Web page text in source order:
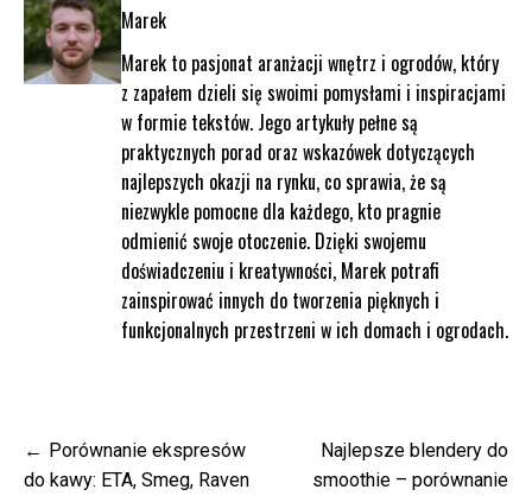
Marek
Marek to pasjonat aranżacji wnętrz i ogrodów, który
z zapałem dzieli się swoimi pomysłami i inspiracjami
w formie tekstów. Jego artykuły pełne są
praktycznych porad oraz wskazówek dotyczących
najlepszych okazji na rynku, co sprawia, że są
niezwykle pomocne dla każdego, kto pragnie
odmienić swoje otoczenie. Dzięki swojemu
doświadczeniu i kreatywności, Marek potrafi
zainspirować innych do tworzenia pięknych i
funkcjonalnych przestrzeni w ich domach i ogrodach.
Nawigacja
wpisu
Porównanie ekspresów
do kawy: ETA, Smeg, Raven
Najlepsze blendery do
smoothie – porównanie